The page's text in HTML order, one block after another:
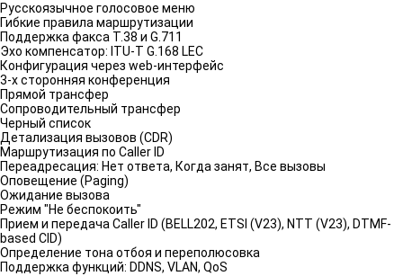
Русскоязычное голосовое меню
Гибкие правила маршрутизации
Поддержка факса T.38 и G.711
Эхо компенсатор: ITU-T G.168 LEC
Конфигурация через web-интерфейс
3-х сторонняя конференция
Прямой трансфер
Сопроводительный трансфер
Черный список
Детализация вызовов (CDR)
Маршрутизация по Caller ID
Переадресация: Нет ответа, Когда занят, Все вызовы
Оповещение (Paging)
Ожидание вызова
Режим "Не беспокоить"
Прием и передача Caller ID (BELL202, ETSI (V23), NTT (V23), DTMF-
based CID)
Определение тона отбоя и переполюсовка
Поддержка функций: DDNS, VLAN, QoS